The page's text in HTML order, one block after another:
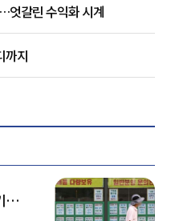
엇갈린 수익화 시계
까지
…